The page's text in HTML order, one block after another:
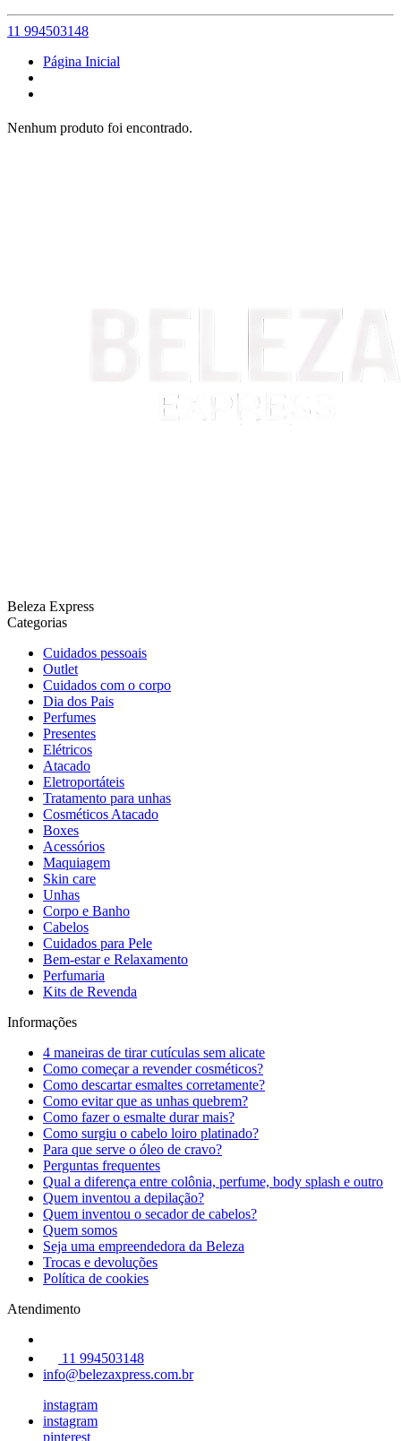
11 994503148
Página Inicial
Nenhum produto foi encontrado.
Beleza Express
Categorias
Cuidados pessoais
Outlet
Cuidados com o corpo
Dia dos Pais
Perfumes
Presentes
Elétricos
Atacado
Eletroportáteis
Tratamento para unhas
Cosméticos Atacado
Boxes
Acessórios
Maquiagem
Skin care
Unhas
Corpo e Banho
Cabelos
Cuidados para Pele
Bem-estar e Relaxamento
Perfumaria
Kits de Revenda
Informações
4 maneiras de tirar cutículas sem alicate
Como começar a revender cosméticos?
Como descartar esmaltes corretamente?
Como evitar que as unhas quebrem?
Como fazer o esmalte durar mais?
Como surgiu o cabelo loiro platinado?
Para que serve o óleo de cravo?
Perguntas frequentes
Qual a diferença entre colônia, perfume, body splash e outro
Quem inventou a depilação?
Quem inventou o secador de cabelos?
Quem somos
Seja uma empreendedora da Beleza
Trocas e devoluções
Política de cookies
Atendimento
11 994503148
info@belezaxpress.com.br
instagram
instagram
pinterest